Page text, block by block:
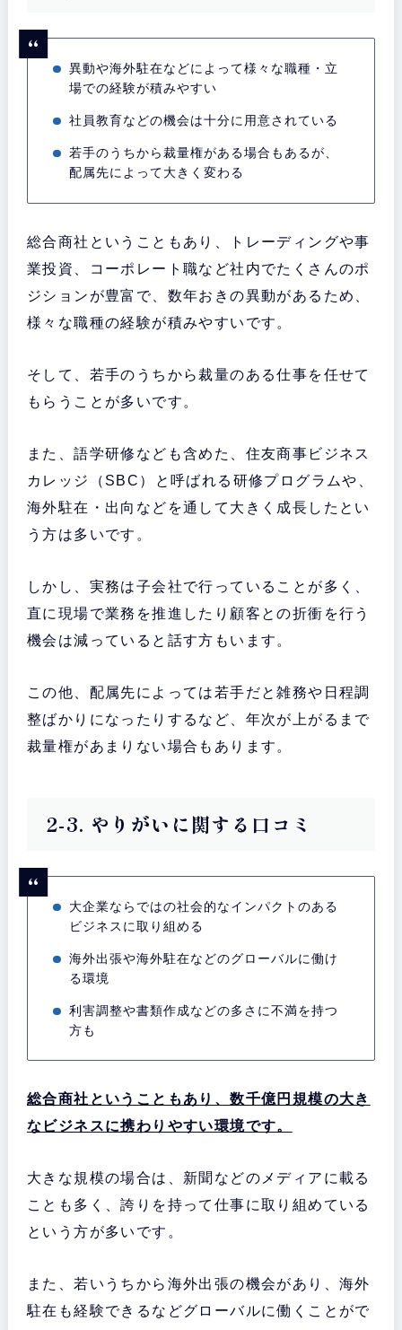
異動や海外駐在などによって様々な職種・立
場での経験が積みやすい
社員教育などの機会は十分に用意されている
若手のうちから裁量権がある場合もあるが、
配属先によって大きく変わる
総合商社ということもあり、トレーディングや事
業投資、コーポレート職など社内でたくさんのポ
ジションが豊富で、数年おきの異動があるため、
様々な職種の経験が積みやすいです。
そして、若手のうちから裁量のある仕事を任せて
もらうことが多いです。
また、語学研修なども含めた、住友商事ビジネス
カレッジ（SBC）と呼ばれる研修プログラムや、
海外駐在・出向などを通して大きく成長したとい
う方は多いです。
しかし、実務は子会社で行っていることが多く、
直に現場で業務を推進したり顧客との折衝を行う
機会は減っていると話す方もいます。
この他、配属先によっては若手だと雑務や日程調
整ばかりになったりするなど、年次が上がるまで
裁量権があまりない場合もあります。
2-3. やりがいに関する口コミ
大企業ならではの社会的なインパクトのある
ビジネスに取り組める
海外出張や海外駐在などのグローバルに働け
る環境
利害調整や書類作成などの多さに不満を持つ
方も
総合商社ということもあり、数千億円規模の大き
なビジネスに携わりやすい環境です。
大きな規模の場合は、新聞などのメディアに載る
ことも多く、誇りを持って仕事に取り組めている
という方が多いです。
また、若いうちから海外出張の機会があり、海外
駐在も経験できるなどグローバルに働くことがで